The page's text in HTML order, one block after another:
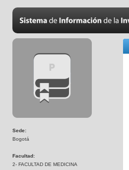
Sede:
Bogotá
Facultad:
2- FACULTAD DE MEDICINA